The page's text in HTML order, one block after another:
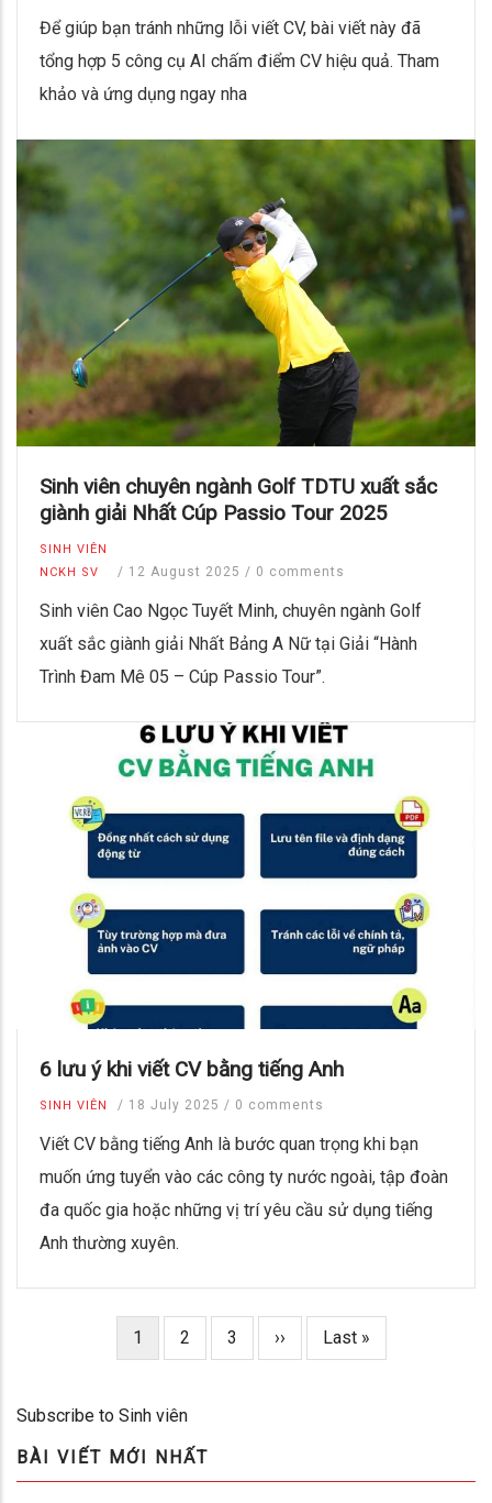
Để giúp bạn tránh những lỗi viết CV, bài viết này đã
tổng hợp 5 công cụ AI chấm điểm CV hiệu quả. Tham
khảo và ứng dụng ngay nha
Sinh viên chuyên ngành Golf TDTU xuất sắc
giành giải Nhất Cúp Passio Tour 2025
SINH VIÊN
NCKH SV
/ 12 August 2025 / 0 comments
Sinh viên Cao Ngọc Tuyết Minh, chuyên ngành Golf
xuất sắc giành giải Nhất Bảng A Nữ tại Giải “Hành
Trình Đam Mê 05 – Cúp Passio Tour”.
6 lưu ý khi viết CV bằng tiếng Anh
SINH VIÊN / 18 July 2025 / 0 comments
Viết CV bằng tiếng Anh là bước quan trọng khi bạn
muốn ứng tuyển vào các công ty nước ngoài, tập đoàn
đa quốc gia hoặc những vị trí yêu cầu sử dụng tiếng
Anh thường xuyên.
Trang
1 Page
2 Page
3
Next
››
Last
Last »
Subscribe to Sinh viên
BÀI VIẾT MỚI NHẤT